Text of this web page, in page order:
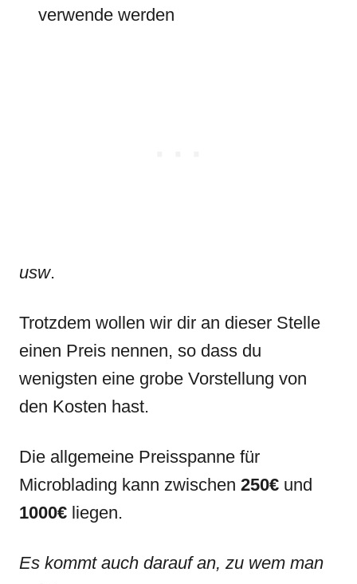
verwende werden
usw.
Trotzdem wollen wir dir an dieser Stelle
einen Preis nennen, so dass du
wenigsten eine grobe Vorstellung von
den Kosten hast.
Die allgemeine Preisspanne für
Microblading kann zwischen 250€ und
1000€ liegen.
Es kommt auch darauf an, zu wem man